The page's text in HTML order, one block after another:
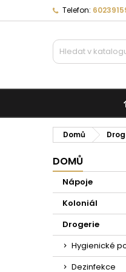
Telefon:
Domů
DOMŮ
Nápoje
Koloniál
Drogerie
Hygienické
Dezinfekce